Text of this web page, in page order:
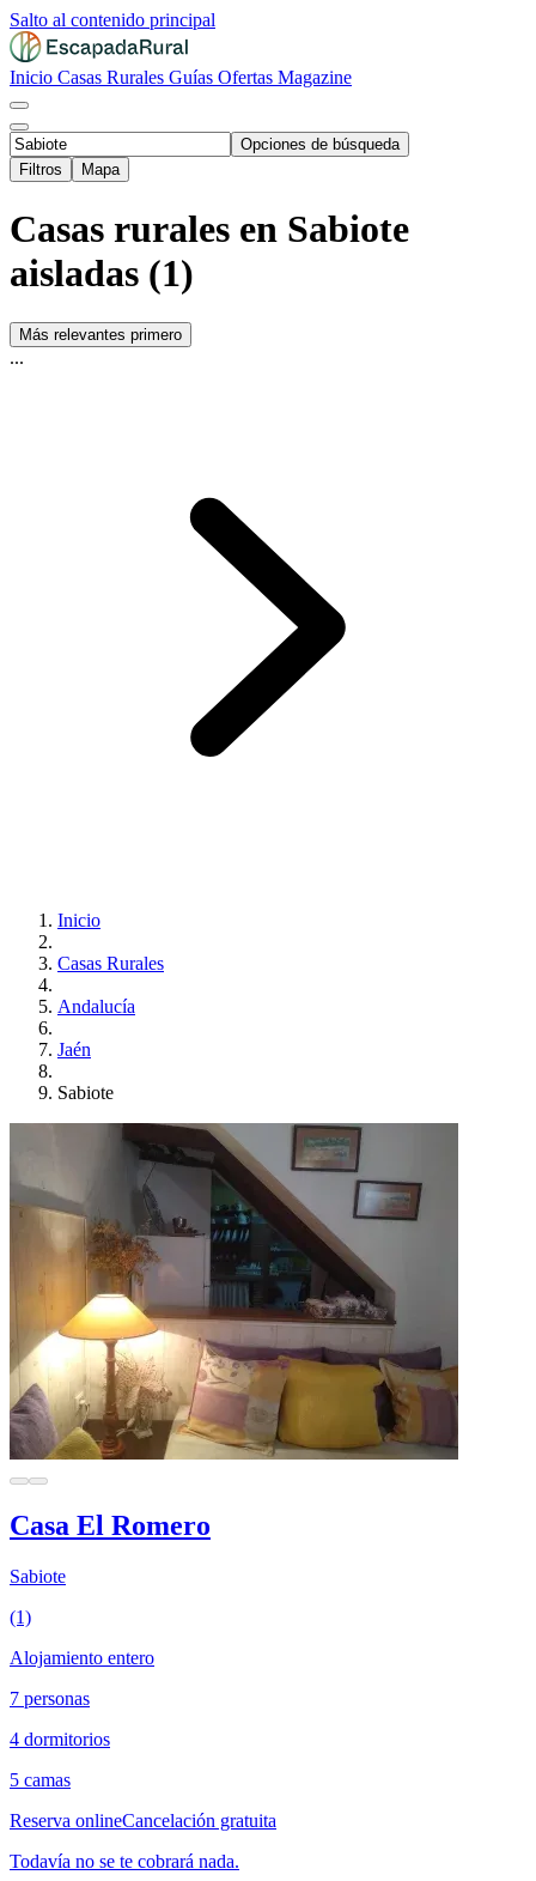
Salto al contenido principal
Inicio Casas Rurales Guías Ofertas Magazine
Opciones de búsqueda
Filtros
Mapa
Casas rurales en Sabiote
aisladas (1)
Más relevantes primero
...
Inicio
Casas Rurales
Andalucía
Jaén
Sabiote
Casa El Romero
Sabiote
(1)
Alojamiento entero
7 personas
4 dormitorios
5 camas
Reserva onlineCancelación gratuita
Todavía no se te cobrará nada.